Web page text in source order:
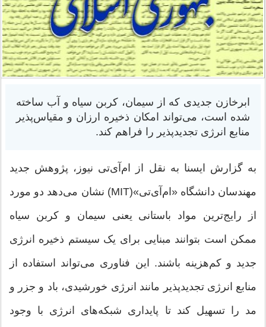
ابرخازن جدیدی که از سیمان، کربن سیاه و آب ساخته
شده است، می‌تواند امکان ذخیره ارزان و مقیاس‌پذیر
منابع انرژی تجدیدپذیر را فراهم کند.
به گزارش ایسنا به نقل از ام‌آی‌تی نیوز، پژوهش جدید
مهندسان دانشگاه «ام‌آی‌تی»(MIT) نشان می‌دهد دو مورد
از رایج‌ترین مواد باستانی یعنی سیمان و کربن سیاه
ممکن است بتوانند مبنایی برای یک سیستم ذخیره انرژی
جدید و کم‌هزینه باشند. این فناوری می‌تواند استفاده از
منابع انرژی تجدیدپذیر مانند انرژی خورشیدی، باد و جزر و
مد را تسهیل کند تا پایداری شبکه‌های انرژی با وجود